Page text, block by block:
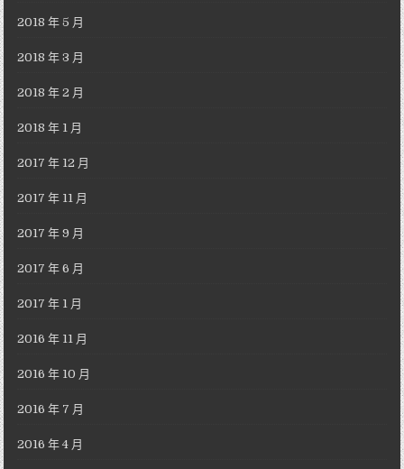
2018 年 5 月
2018 年 3 月
2018 年 2 月
2018 年 1 月
2017 年 12 月
2017 年 11 月
2017 年 9 月
2017 年 6 月
2017 年 1 月
2016 年 11 月
2016 年 10 月
2016 年 7 月
2016 年 4 月